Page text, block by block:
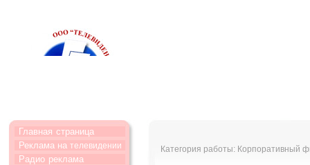
Главная страница
Реклама на телевидении
Радио реклама
Категория работы: Корпоративный